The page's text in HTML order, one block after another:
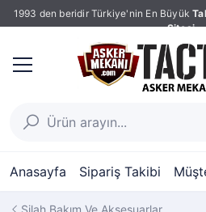
1993 den beridir Türkiye'nin En Büyük
Sitesi
Anasayfa Sipariş Takibi
Silah Bakım Ve Aksesuarlar